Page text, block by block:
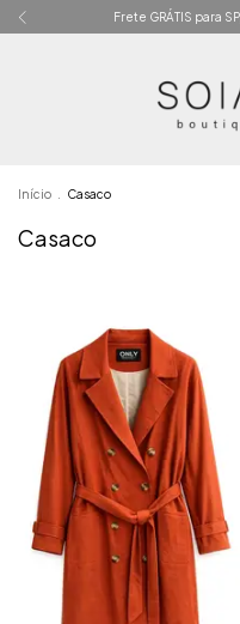
Frete GRÁTIS para
Início Casaco
Casaco